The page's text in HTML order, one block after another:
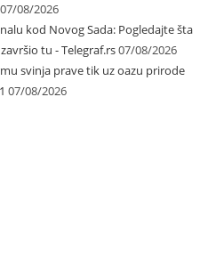
07/08/2026
kod Novog Sada: Pogledajte šta
tu - Telegraf.rs07/08/2026
svinja prave tik uz oazu prirode
07/08/2026